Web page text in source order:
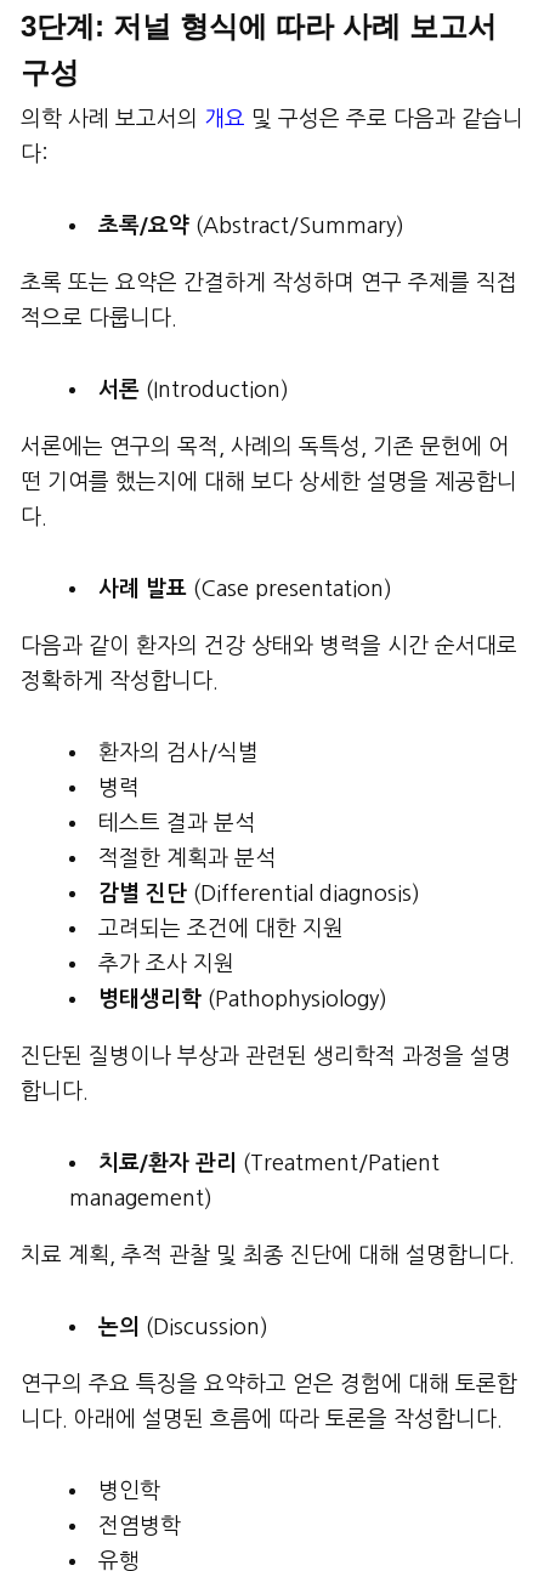
3단계: 저널 형식에 따라 사례 보고서
구성
의학 사례 보고서의 개요 및 구성은 주로 다음과 같습니
다:
초록/요약 (Abstract/Summary)
초록 또는 요약은 간결하게 작성하며 연구 주제를 직접
적으로 다룹니다.
서론 (Introduction)
서론에는 연구의 목적, 사례의 독특성, 기존 문헌에 어
떤 기여를 했는지에 대해 보다 상세한 설명을 제공합니
다.
사례 발표 (Case presentation)
다음과 같이 환자의 건강 상태와 병력을 시간 순서대로
정확하게 작성합니다.
환자의 검사/식별
병력
테스트 결과 분석
적절한 계획과 분석
감별 진단 (Differential diagnosis)
고려되는 조건에 대한 지원
추가 조사 지원
병태생리학 (Pathophysiology)
진단된 질병이나 부상과 관련된 생리학적 과정을 설명
합니다.
치료/환자 관리
(Treatment/Patient
management)
치료 계획, 추적 관찰 및 최종 진단에 대해 설명합니다.
논의 (Discussion)
연구의 주요 특징을 요약하고 얻은 경험에 대해 토론합
니다. 아래에 설명된 흐름에 따라 토론을 작성합니다.
병인학
전염병학
유행